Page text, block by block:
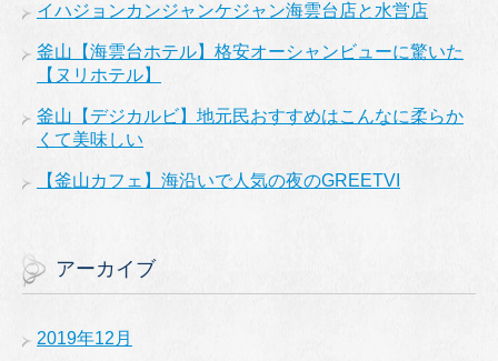
イハジョンカンジャンケジャン海雲台店と水営店
釜山【海雲台ホテル】格安オーシャンビューに驚いた
【ヌリホテル】
釜山【デジカルビ】地元民おすすめはこんなに柔らか
くて美味しい
【釜山カフェ】海沿いで人気の夜のGREETVI
アーカイブ
2019年12月